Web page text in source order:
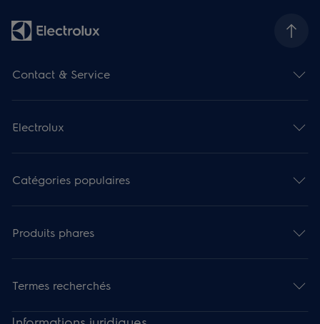
Contact & Service
Electrolux
Catégories populaires
Produits phares
Termes recherchés